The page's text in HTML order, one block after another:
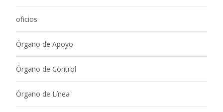
oficios
Órgano de Apoyo
Órgano de Control
Órgano de Línea